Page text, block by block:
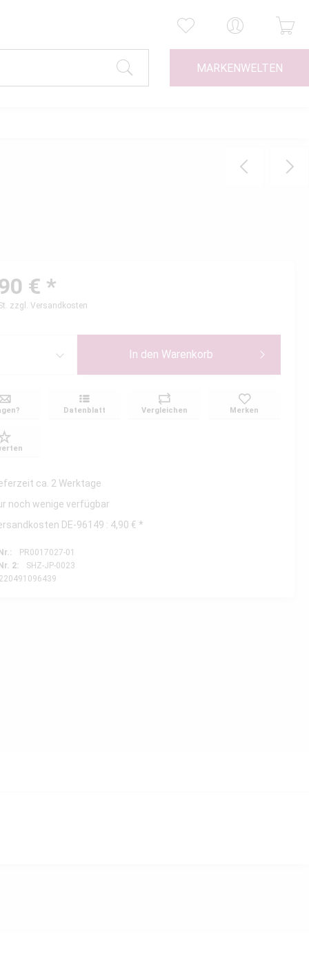
MARKENWELTEN
€ *
zzgl. Versandkosten
In den Warenkorb
Datenblatt Vergleichen Merken
ca. 2 Werktage
noch wenige verfügbar
DE-96149 : 4,90 € *
PR0017027-01
2:
SHZ-JP-0023